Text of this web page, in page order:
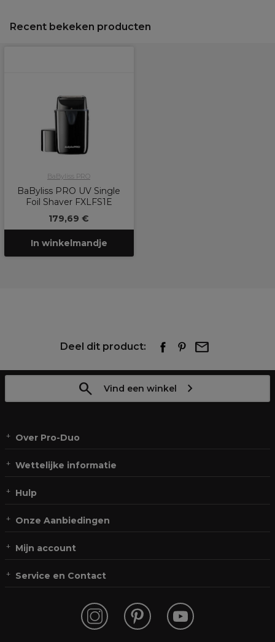
Recent bekeken producten
BaByliss PRO
BaByliss PRO UV Single
Foil Shaver FXLFS1E
179,69 €
In winkelmandje
Deel dit product:
Vind een winkel
Over Pro-Duo
Wettelijke informatie
Hulp
Onze Aanbiedingen
Mijn account
Service en Contact